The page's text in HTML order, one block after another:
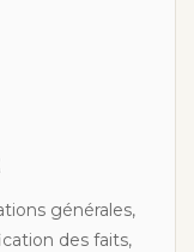
générales,
des faits,